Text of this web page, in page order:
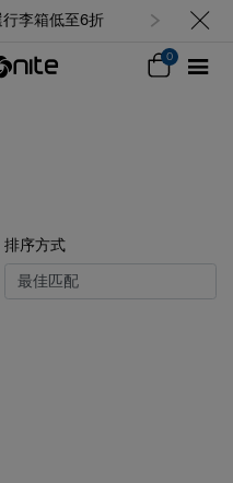
李箱低至6折
0
排序方式